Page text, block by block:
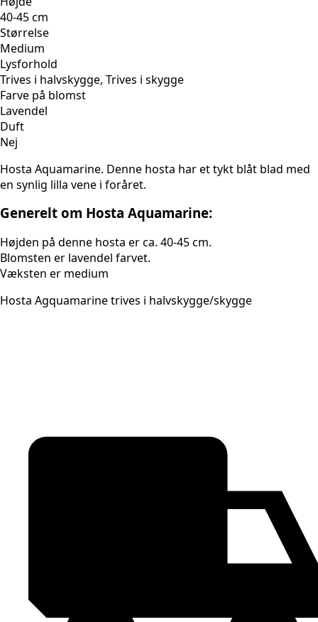
40-45 cm
Størrelse
Medium
Lysforhold
Trives i halvskygge, Trives i skygge
Farve på blomst
Lavendel
Duft
Nej
Hosta Aquamarine. Denne hosta har et tykt blåt blad med
en synlig lilla vene i foråret.
Generelt om Hosta Aquamarine:
Højden på denne hosta er ca. 40-45 cm.
Blomsten er lavendel farvet.
Væksten er medium
Hosta Agquamarine trives i halvskygge/skygge